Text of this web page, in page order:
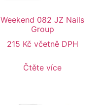
Weekend 082 JZ Nails
Group
215 Kč včetně DPH
Čtěte více